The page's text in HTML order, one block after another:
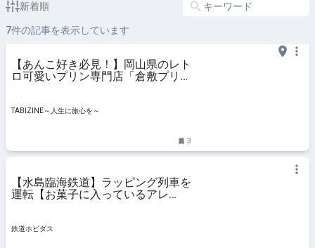
新着順
7件の記事を表示しています
【あんこ好き必見！】岡山県のレト
ロ可愛いプリン専門店「倉敷プリ
TABIZINE～人生に旅心を～
3
【水島臨海鉄道】ラッピング列車を
運転【お菓子に入っているアレ
鉄道ホビダス